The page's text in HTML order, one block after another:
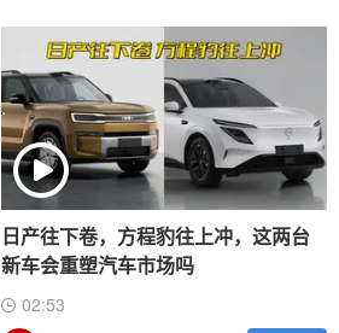
日产往下卷，方程豹往上冲，这两台
新车会重塑汽车市场吗
02:53